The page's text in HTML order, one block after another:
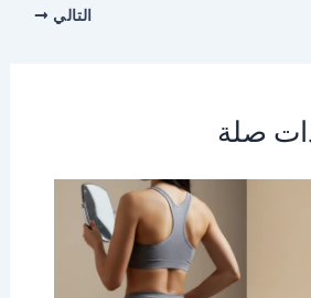
التالي
صلة